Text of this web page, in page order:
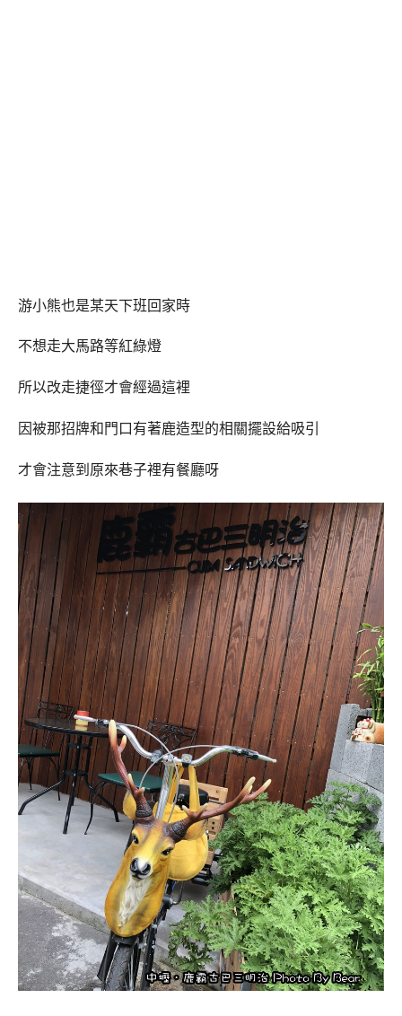
游小熊也是某天下班回家時
不想走大馬路等紅綠燈
所以改走捷徑才會經過這裡
因被那招牌和門口有著鹿造型的相關擺設給吸引
才會注意到原來巷子裡有餐廳呀